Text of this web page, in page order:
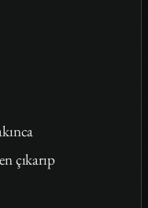
çıkarıp